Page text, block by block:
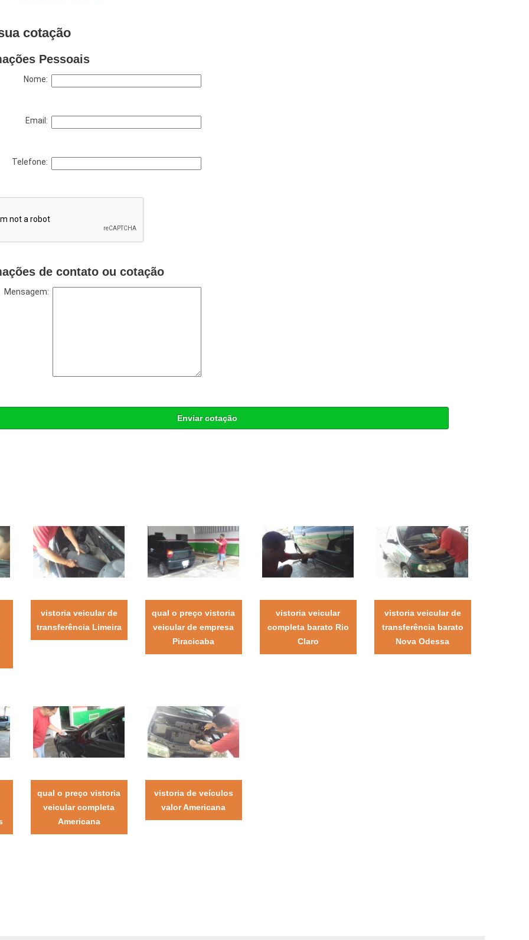
cotação
Pessoais
Nome:
Email:
Telefone:
de contato ou cotação
Mensagem:
Enviar cotação
vistoria veicular de
transferência Limeira
qual o preço vistoria
veicular de empresa
Piracicaba
vistoria veicular
completa barato Rio
Claro
vistoria veicular de
transferência barato
Nova Odessa
qual o preço vistoria
veicular completa
Americana
vistoria de veículos
valor Americana